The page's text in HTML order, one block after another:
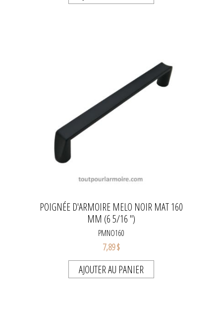
POIGNÉE D'ARMOIRE MELO NOIR MAT 160
MM (6 5/16 '')
PMNO160
7,89 $
AJOUTER AU PANIER